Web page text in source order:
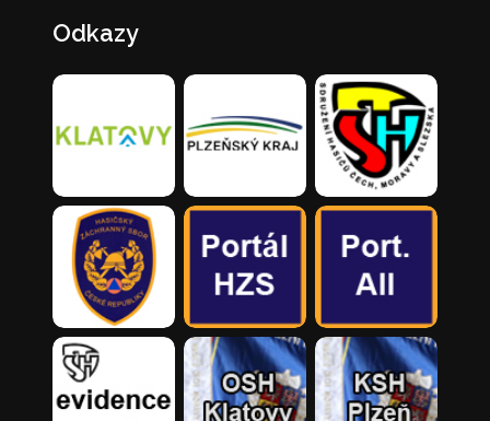
Odkazy